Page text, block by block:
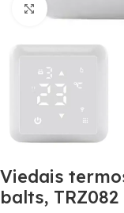
Noklikšķiniet,
Viedais
balts, TRZ082